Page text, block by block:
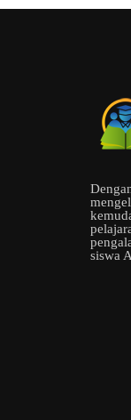
siswa